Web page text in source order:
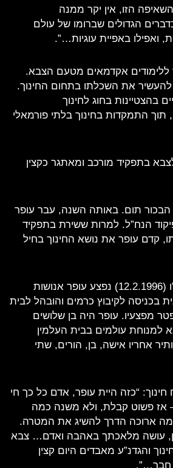
הזו, אין יקר ממנה
הגדולים שברומו של עולם
ואפילו באפיית עוגיות…”.
יצא עופר ללימודים אקדמאים מטעם הצבא.
את השכלתו בתחום החינוך.
בהצטיינות בחוג לחינוך
תוך התמקדות בחינוך בלתי פורמאלי
בתפקיד מורכב ומאתגר כקצין
בנו הבכור תום. באותה השנה, עבר עופר
הנח”ל. למרות ששירת בתפקיד
קדם עופר את נושא החינוך בחיל
ביום כ”ב בשבט תשנ”ו (12.2.1996) נפצע עופר אנושות
בכניסה לקיבוץ כרמים והובהל לבית
מפצעיו. עופר היה בן שלושים
למנוחת עולמים בבית העלמין
אחריו אישה, בן, הורים, שתי
חינוך: “כזה היית עופר, אדם כל כך חי
אז פשוט קבלת, ולא משנה כמה
ארוכה הדרך להשיג את המטרה.
עושה מלאכתך באהבה ואדם… צבא
והגדנ”ע מאבדים היום קצין
חבר…”.